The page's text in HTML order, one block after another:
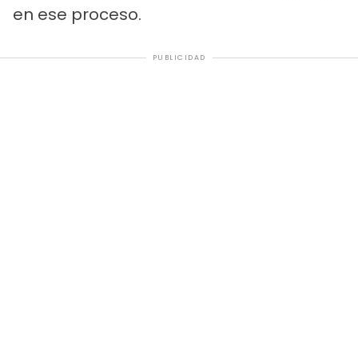
en ese proceso.
PUBLICIDAD